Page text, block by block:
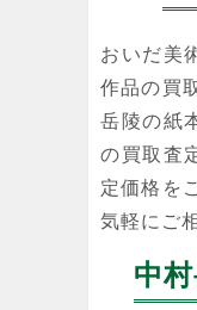
おいだ美
作品の買
岳陵の紙
の買取査
定価格を
気軽にご
中